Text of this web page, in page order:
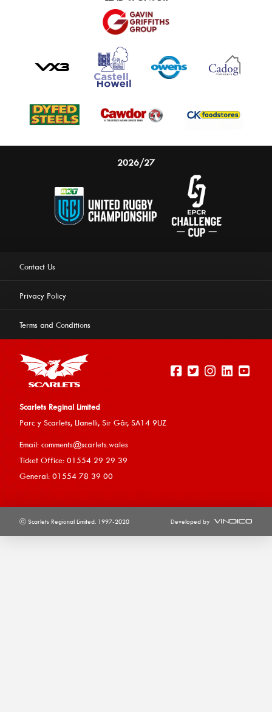
2026/27
Contact Us
Privacy Policy
Terms and Conditions
Scarlets Reginal Limited
Parc y Scarlets, Llanelli, Sir Gâr, SA14 9UZ
Email: comments@scarlets.wales
Ticket Office: 01554 29 29 39
General: 01554 78 39 00
ⓒ Scarlets Regional Limited. 1997-2020 Developed by